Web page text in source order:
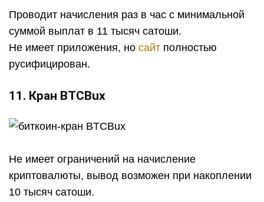
Проводит начисления раз в час с минимальной
суммой выплат в 11 тысяч сатоши.
Не имеет приложения, но сайт полностью
русифицирован.
11. Кран BTCBux
Не имеет ограничений на начисление
криптовалюты, вывод возможен при накоплении
10 тысяч сатоши.